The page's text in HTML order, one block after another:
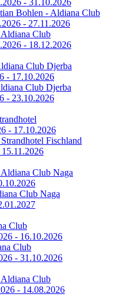
- 31.10.2026
Bohlen - Aldiana Club
- 27.11.2026
Club
- 18.12.2026
Club Djerba
- 17.10.2026
Club Djerba
- 23.10.2026
- 17.10.2026
Fischland
Club Naga
Club Naga
Club
- 16.10.2026
Club
- 31.10.2026
Club
- 14.08.2026